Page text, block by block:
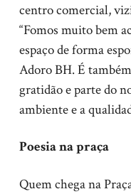
centro comercial,
“Fomos muito bem
espaço de forma
Adoro BH. É
gratidão e parte do
ambiente e a
Poesia na praça
Quem chega na